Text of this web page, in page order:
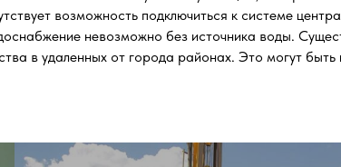
возможность подключиться к системе
невозможно без источника воды.
в удаленных от города районах. Это могут